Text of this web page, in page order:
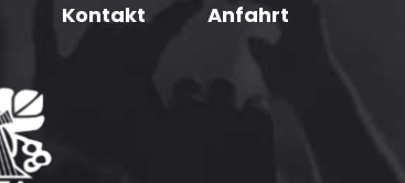
Kontakt Anfahrt